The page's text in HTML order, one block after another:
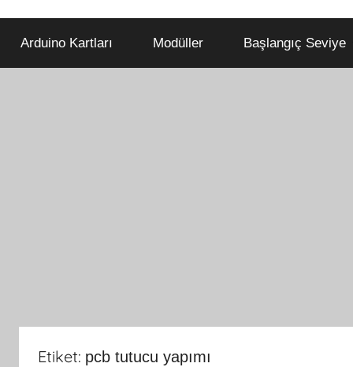
Arduino Kartları Modüller Başlangıç Seviye
Etiket: pcb tutucu yapımı